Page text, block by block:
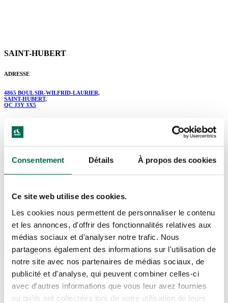
Consentement Détails À propos des cookies
Ce site web utilise des cookies.
Les cookies nous permettent de personnaliser le contenu
et les annonces, d'offrir des fonctionnalités relatives aux
médias sociaux et d'analyser notre trafic. Nous
partageons également des informations sur l'utilisation de
notre site avec nos partenaires de médias sociaux, de
publicité et d'analyse, qui peuvent combiner celles-ci
avec d'autres informations que vous leur avez fournies
ou qu'ils ont collectées lors de votre utilisation de leurs
SAINT-HUBERT
ADRESSE
4865 BOUL SIR-WILFRID-LAURIER,
SAINT-HUBERT,
QC J3Y 3X5
SHERBROOKE
ADRESSE
3420A 12E AVENUE NORD,
SHERBROOKE,
QC J1H 5H3
TÉLÉPHONE
819.822.1677